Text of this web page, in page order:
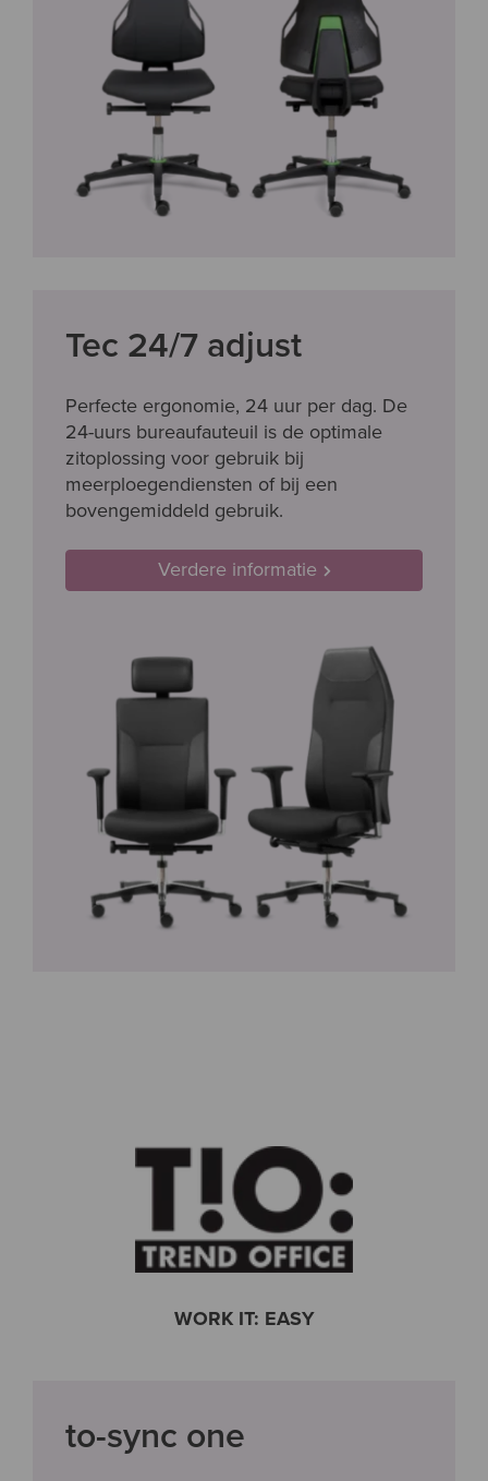
Tec 24/7 adjust
Perfecte ergonomie, 24 uur per dag. De
24-uurs bureaufauteuil is de optimale
zitoplossing voor gebruik bij
meerploegendiensten of bij een
bovengemiddeld gebruik.
Verdere informatie
WORK IT: EASY
to-sync one